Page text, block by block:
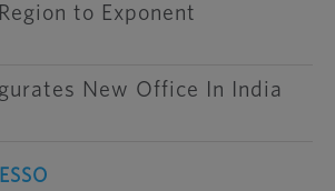
to Exponent
New Office In India